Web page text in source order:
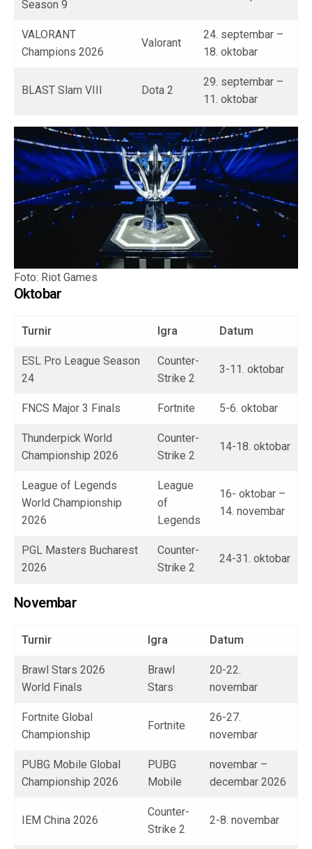
Season 9
VALORANT
Champions 2026
Valorant
24. septembar –
18. oktobar
BLAST Slam VIII Dota 2
29. septembar –
11. oktobar
Foto: Riot Games
Oktobar
Turnir Igra Datum
ESL Pro League Season
24
Counter-
Strike 2
3-11. oktobar
FNCS Major 3 Finals Fortnite 5-6. oktobar
Thunderpick World
Championship 2026
Counter-
Strike 2
14-18. oktobar
League of Legends
World Championship
2026
League
of
Legends
16- oktobar –
14. novembar
PGL Masters Bucharest
2026
Counter-
Strike 2
24-31. oktobar
Novembar
Turnir Igra Datum
Brawl Stars 2026
World Finals
Brawl
Stars
20-22.
novembar
Fortnite Global
Championship
Fortnite
26-27.
novembar
PUBG Mobile Global
Championship 2026
PUBG
Mobile
novembar –
decembar 2026
IEM China 2026
Counter-
Strike 2
2-8. novembar